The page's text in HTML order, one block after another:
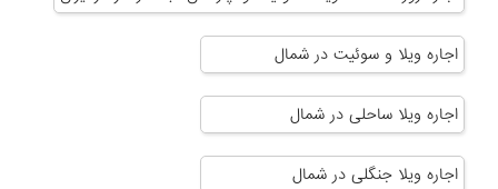
اجاره ویلا و سوئیت در شمال
اجاره ویلا ساحلی در شمال
اجاره ویلا جنگلی در شمال